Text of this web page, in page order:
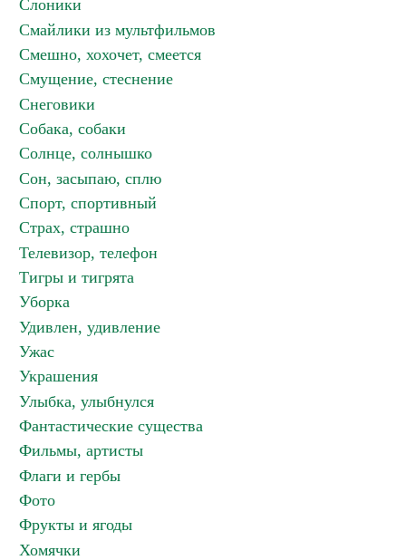
Слоники
Смайлики из мультфильмов
Смешно, хохочет, смеется
Смущение, стеснение
Снеговики
Собака, собаки
Солнце, солнышко
Сон, засыпаю, сплю
Спорт, спортивный
Страх, страшно
Телевизор, телефон
Тигры и тигрята
Уборка
Удивлен, удивление
Ужас
Украшения
Улыбка, улыбнулся
Фантастические существа
Фильмы, артисты
Флаги и гербы
Фото
Фрукты и ягоды
Хомячки